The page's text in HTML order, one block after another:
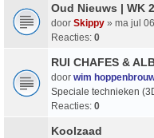
Oud Nieuws | WK
door Skippy » ma jul
Reacties: 0
RUI CHAFES &
door wim
Speciale technieken
Reacties: 0
Koolzaad